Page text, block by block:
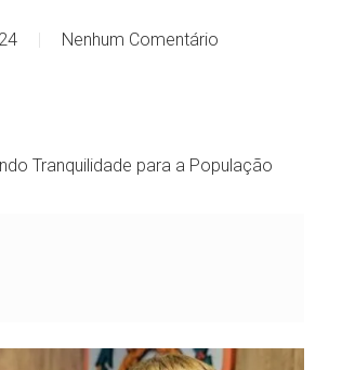
Nenhum Comentário
Tranquilidade para a População